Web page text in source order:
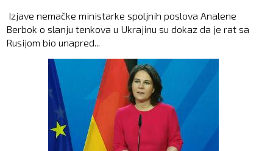
Izjave nemačke ministarke spoljnih poslova Analene
Berbok o slanju tenkova u Ukrajinu su dokaz da je rat sa
Rusijom bio unapred...